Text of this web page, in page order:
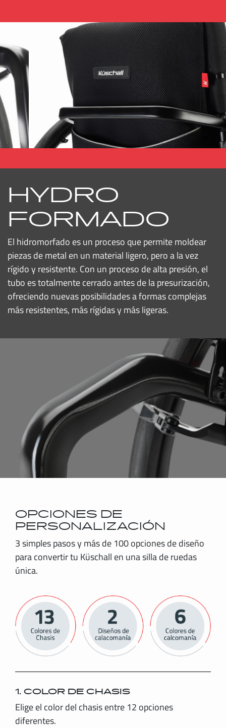
HYDRO
FORMADO
El hidromorfado es un proceso que permite moldear
piezas de metal en un material ligero, pero a la vez
rígido y resistente. Con un proceso de alta presión, el
tubo es totalmente cerrado antes de la presurización,
ofreciendo nuevas posibilidades a formas complejas
más resistentes, más rígidas y más ligeras.
OPCIONES DE
PERSONALIZACIÓN
3 simples pasos y más de 100 opciones de diseño
para convertir tu Küschall en una silla de ruedas
única.
1. COLOR DE CHASIS
Elige el color del chasis entre 12 opciones
diferentes.